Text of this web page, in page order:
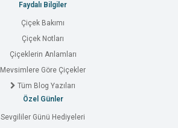
Faydalı Bilgiler
Çiçek Bakımı
Çiçek Notları
Çiçeklerin Anlamları
Mevsimlere Göre Çiçekler
Tüm Blog Yazıları
Özel Günler
Sevgililer Günü Hediyeleri